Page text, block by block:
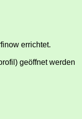
errichtet.
geöffnet werden